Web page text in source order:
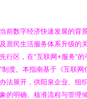
前数字经济快速发展的背
居民生活服务体系升级的
行区，在“互联网+服务”
制度。本指南基于《互联
法展开，供阳泉企业、组
的明确、核准流程与管理